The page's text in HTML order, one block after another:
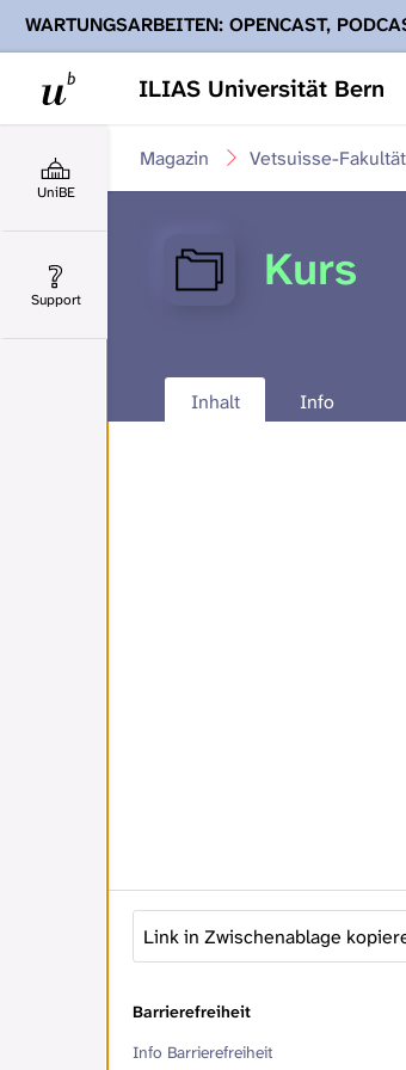
ILIAS Universität Bern
WARTUNGSARBEITEN: OPENCAST,
Ihnen Podcasts, Opencast-Videos und
UniBE
Support
Vetsuisse-Fakultät
Magazin
Kurs
Inhalt Info
Link in Zwischenablage
Barrierefreiheit
Info Barrierefreiheit